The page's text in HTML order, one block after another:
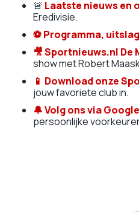
🚨 Laatste nieuws en
Eredivisie.
⚽Programma,
🎥Sportnieuws.nl De
show met Robert
📱 Download onze
jouw favoriete club in.
🔔 Volg ons via
persoonlijke